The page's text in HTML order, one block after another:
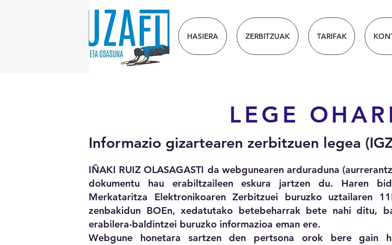
HASIERA ZERBITZUAK TARIFAK
LEGE
Informazio gizartearen zerbitzuen legea
IÑAKI RUIZ OLASAGASTI da webgunearen arduraduna
dokumentu hau erabiltzaileen eskura jartzen du. Haren
Merkataritza Elektronikoaren Zerbitzuei buruzko uztailaren
zenbakidun BOEn, xedatutako betebeharrak bete nahi ditu,
erabilera-baldintzei buruzko informazioa eman ere.
Webgune honetara sartzen den pertsona orok bere gain